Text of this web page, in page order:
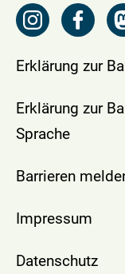
Erklärung zur
Erklärung zur
Sprache
Barrieren
Impressum
Datenschutz